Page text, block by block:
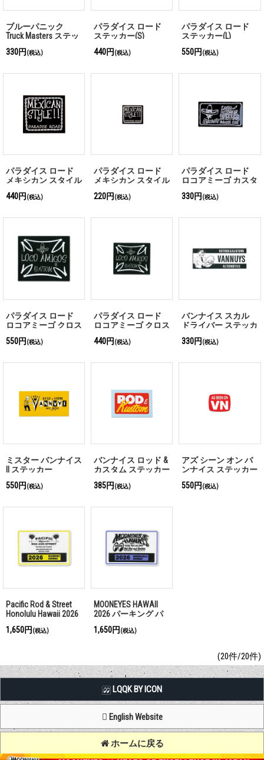
ブルーパニック
Truck Masters ステッ
カー
330円 (税込)
パラダイス ロード
ステッカー(S)
440円 (税込)
パラダイス ロード
ステッカー(L)
550円 (税込)
パラダイス ロード
メキシカン スタイル
ステッカー(L)
440円 (税込)
パラダイス ロード
メキシカン スタイル
ステッカー(S)
220円 (税込)
パラダイス ロード
ロコアミーゴ カスタ
ムズ ステッカー
330円 (税込)
パラダイス ロード
ロコアミーゴ クロス
550円(税込)
パラダイス ロード
ロコアミーゴ クロス
440円(税込)
バンナイス スカル
ドライバー ステッカ
330円(税込)
ミスター バンナイス
II ステッカー
550円 (税込)
バンナイス ロッド &
カスタム ステッカー
385円 (税込)
アズ シーン オン バ
ンナイス ステッカー
550円 (税込)
Pacific Rod & Street
Honolulu Hawaii 2026
ト ウィンドウ ステ
1,650円 (税込)
MOONEYES HAWAII
2026 パーキング パ
ステッカー
1,650円 (税込)
(20件/20件)
LQQK BY ICON
English Website
ホームに戻る